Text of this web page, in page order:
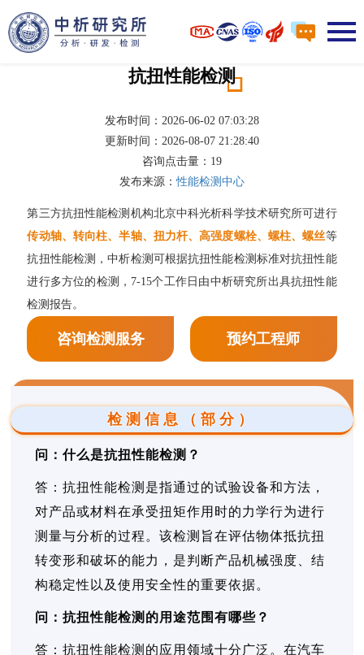
抗扭性能检测
发布时间：2026-06-02 07:03:28
更新时间：2026-08-07 21:28:40
咨询点击量： 19
发布来源：性能检测中心
第三方抗扭性能检测机构北京中科光析科学技术研究所可进行
传动轴、转向柱、半轴、扭力杆、高强度螺栓、螺柱、螺丝等
抗扭性能检测，中析检测可根据抗扭性能检测标准对抗扭性能
进行多方位的检测，7-15个工作日由中析研究所出具抗扭性能
检测报告。
咨询检测服务 预约工程师
检测信息（部分）
问：什么是抗扭性能检测？
答：抗扭性能检测是指通过的试验设备和方法，
对产品或材料在承受扭矩作用时的力学行为进行
测量与分析的过程。该检测旨在评估物体抵抗扭
转变形和破坏的能力，是判断产品机械强度、结
构稳定性以及使用安全性的重要依据。
问：抗扭性能检测的用途范围有哪些？
答：抗扭性能检测的应用领域十分广泛。在汽车